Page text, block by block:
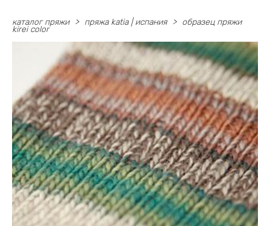
каталог пряжи > пряжа katia | испания >
образец пряжи
kirei color